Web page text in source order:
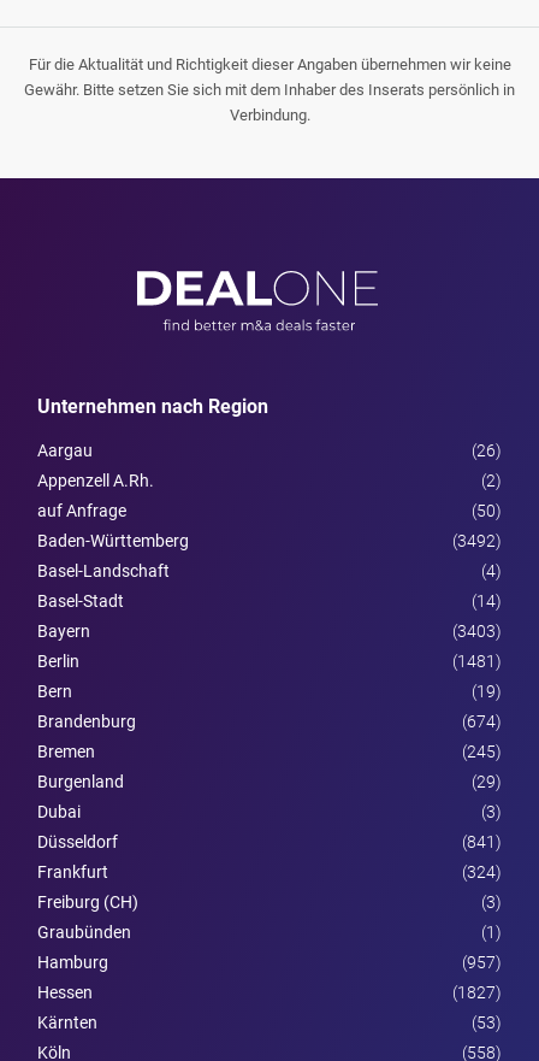
Für die Aktualität und Richtigkeit dieser Angaben übernehmen wir keine
Gewähr. Bitte setzen Sie sich mit dem Inhaber des Inserats persönlich in
Verbindung.
Unternehmen nach Region
Aargau
(26)
Appenzell A.Rh.
(2)
auf Anfrage
(50)
Baden-Württemberg
(3492)
Basel-Landschaft
(4)
Basel-Stadt
(14)
Bayern
(3403)
Berlin
(1481)
Bern
(19)
Brandenburg
(674)
Bremen
(245)
Burgen­land
(29)
Dubai
(3)
Düsseldorf
(841)
Frankfurt
(324)
Freiburg (CH)
(3)
Graubünden
(1)
Hamburg
(957)
Hessen
(1827)
Kärnten
(53)
Köln
(558)